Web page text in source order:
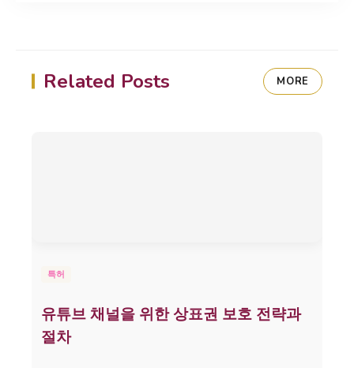
Related Posts MORE
특허
유튜브 채널을 위한 상표권 보호 전략과
절차